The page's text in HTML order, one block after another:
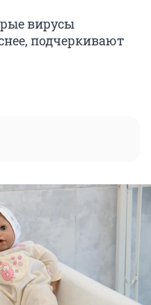
вирусы
подчеркивают